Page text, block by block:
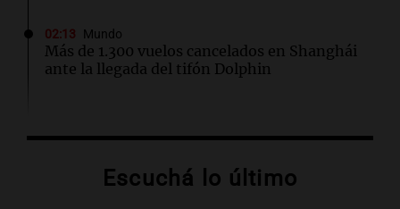
02:13 Mundo
Más de 1.300 vuelos cancelados en Shanghái
ante la llegada del tifón Dolphin
Airbnb acelera el lanzamiento de funciones
búsquedaEscuchá lo último